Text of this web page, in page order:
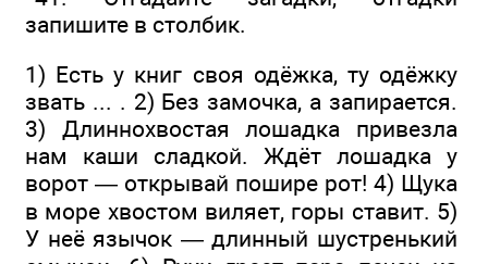
запишите в столбик.
1) Есть у книг своя одёжка, ту одёжку
звать ... . 2) Без замочка, а запирается.
3) Длиннохвостая лошадка привезла
нам каши сладкой. Ждёт лошадка у
ворот — открывай пошире рот! 4) Щука
в море хвостом виляет, горы ставит. 5)
У неё язычок — длинный шустренький